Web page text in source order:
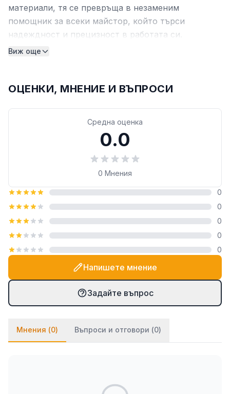
материали, тя се превръща в незаменим
помощник за всеки майстор, който търси
надеждност и прецизност в работата си.
Инструментът е отлично балансиран, което
същевременно гарантира перфектни резултати
Мултифункционалност и приложение
Основното предимство на този модел е неговата
голяма гъвкавост по отношение на задачите,
които може да изпълнява. Инструментът е
като позволява равномерно разпределение на
гипсови и циментови смеси върху стени и
тавани. Трапецовидната форма на острието е
изключително удобна за работа в ъгли и
труднодостъпни зони. Освен за нанасяне на
строителни разтвори, шпаклата е подходяща за
работа с лепила и
гладко разстилане на материала по съединенията.
Със своята широчина от 15 см, тя покрива
Ефективност при почистване
Виж още
ОЦЕНКИ, МНЕНИЕ И ВЪПРОСИ
Средна оценка
0.0
0 Мнения
0
0
0
0
0
Напишете мнение
Задайте въпрос
Мнения (0) Въпроси и отговори (0)